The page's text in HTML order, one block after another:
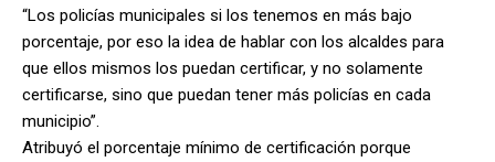
“Los policías municipales si los tenemos en más bajo
porcentaje, por eso la idea de hablar con los alcaldes para
que ellos mismos los puedan certificar, y no solamente
certificarse, sino que puedan tener más policías en cada
municipio”.
Atribuyó el porcentaje mínimo de certificación porque